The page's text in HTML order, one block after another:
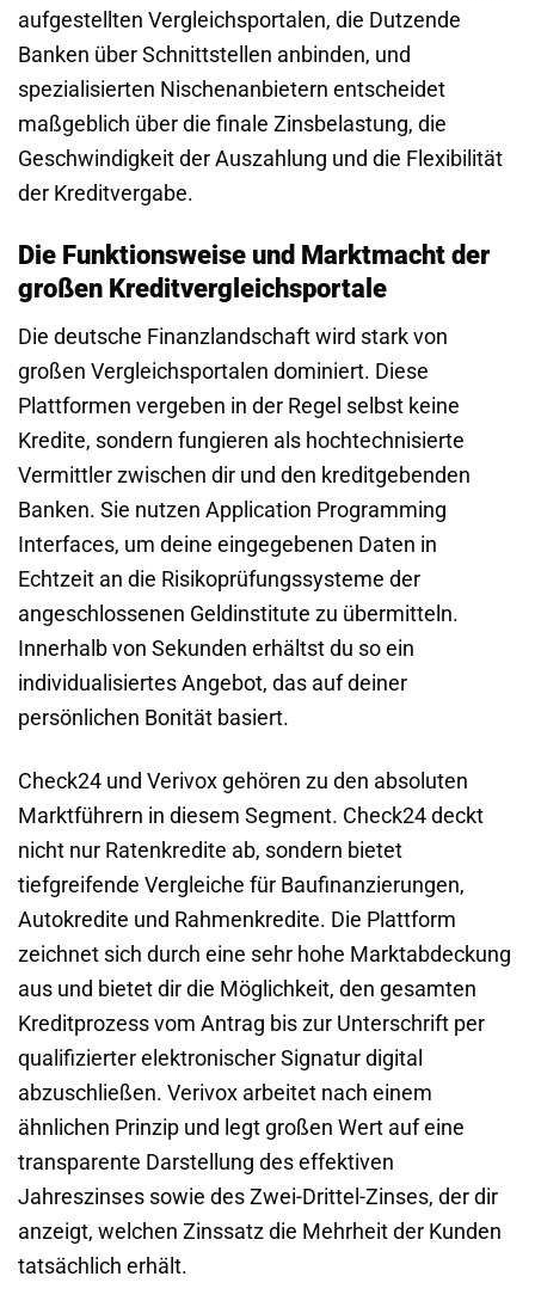
aufgestellten Vergleichsportalen, die Dutzende
Banken über Schnittstellen anbinden, und
spezialisierten Nischenanbietern entscheidet
maßgeblich über die finale Zinsbelastung, die
Geschwindigkeit der Auszahlung und die Flexibilität
der Kreditvergabe.
Die Funktionsweise und Marktmacht der
großen Kreditvergleichsportale
Die deutsche Finanzlandschaft wird stark von
großen Vergleichsportalen dominiert. Diese
Plattformen vergeben in der Regel selbst keine
Kredite, sondern fungieren als hochtechnisierte
Vermittler zwischen dir und den kreditgebenden
Banken. Sie nutzen Application Programming
Interfaces, um deine eingegebenen Daten in
Echtzeit an die Risikoprüfungssysteme der
angeschlossenen Geldinstitute zu übermitteln.
Innerhalb von Sekunden erhältst du so ein
individualisiertes Angebot, das auf deiner
persönlichen Bonität basiert.
Check24 und Verivox gehören zu den absoluten
Marktführern in diesem Segment. Check24 deckt
nicht nur Ratenkredite ab, sondern bietet
tiefgreifende Vergleiche für Baufinanzierungen,
Autokredite und Rahmenkredite. Die Plattform
zeichnet sich durch eine sehr hohe Marktabdeckung
aus und bietet dir die Möglichkeit, den gesamten
Kreditprozess vom Antrag bis zur Unterschrift per
qualifizierter elektronischer Signatur digital
abzuschließen. Verivox arbeitet nach einem
ähnlichen Prinzip und legt großen Wert auf eine
transparente Darstellung des effektiven
Jahreszinses sowie des Zwei-Drittel-Zinses, der dir
anzeigt, welchen Zinssatz die Mehrheit der Kunden
tatsächlich erhält.